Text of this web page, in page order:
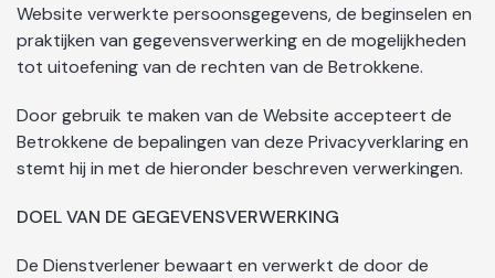
Website verwerkte persoonsgegevens, de beginselen en
praktijken van gegevensverwerking en de mogelijkheden
tot uitoefening van de rechten van de Betrokkene.
Door gebruik te maken van de Website accepteert de
Betrokkene de bepalingen van deze Privacyverklaring en
stemt hij in met de hieronder beschreven verwerkingen.
DOEL VAN DE GEGEVENSVERWERKING
De Dienstverlener bewaart en verwerkt de door de